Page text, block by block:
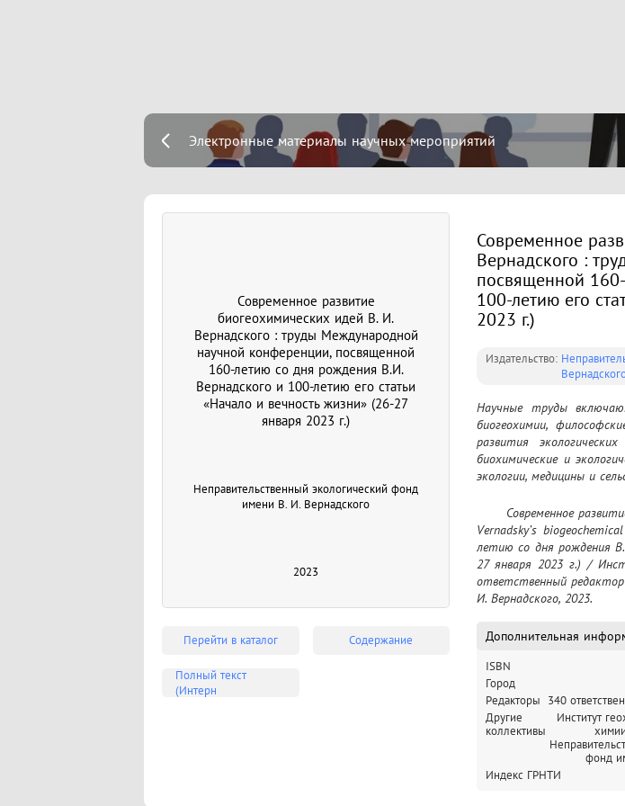
Электронные материалы научных мероприятий
Современное развитие
биогеохимических идей В. И.
Вернадского : труды Международной
научной конференции, посвященной
160-летию со дня рождения В.И.
Вернадского и 100-летию его статьи
«Начало и вечность жизни» (26-27
января 2023 г.)
Неправительственный экологический фонд
имени В. И. Вернадского
2023
Перейти в каталог Содержание
Полный текст
(Интерн
Современное
Вернадского :
посвященной
100-летию его
2023 г.)
Издательство:
Научные труды
биогеохимии,
развития
биохимические и
экологии, медицины и
Vernadsky’s
летию со дня рождения
27 января 2023 г.) /
ответственный
И. Вернадского, 2023.
Дополнительная
ISBN
Город
Редакторы 340
Другие
коллективы
Институт
фонд
Индекс ГРНТИ